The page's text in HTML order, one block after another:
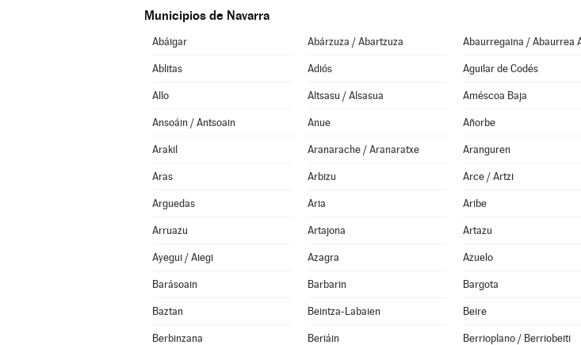
Municipios de Navarra
Abáigar Abárzuza / Abartzuza Abaurregaina / Abaurrea
Ablitas Adiós Aguilar de Codés
Allo Altsasu / Alsasua Améscoa Baja
Ansoáin / Antsoain Anue Añorbe
Arakil Aranarache / Aranaratxe Aranguren
Aras Arbizu Arce / Artzi
Arguedas Aria Aribe
Arruazu Artajona Artazu
Ayegui / Aiegi Azagra Azuelo
Barásoain Barbarin Bargota
Baztan Beintza-Labaien Beire
Berbinzana Beriáin Berrioplano / Berriobeiti